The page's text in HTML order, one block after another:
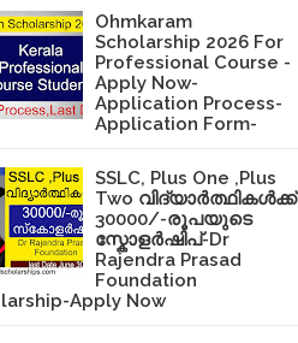
Ohmkaram
Scholarship 2026 For
Professional Course -
Apply Now-
Application Process-
Application Form-
SSLC, Plus One ,Plus
Two വിദ്യാർത്ഥികൾക്ക്
30000/-രൂപയുടെ
സ്കോളർഷിപ്-Dr
Rajendra Prasad
Foundation
Apply Now